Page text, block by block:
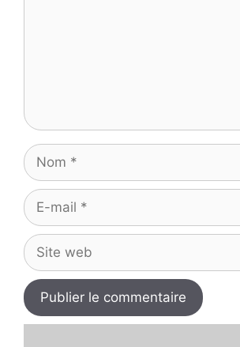
Nom
E-
mail
Site
web